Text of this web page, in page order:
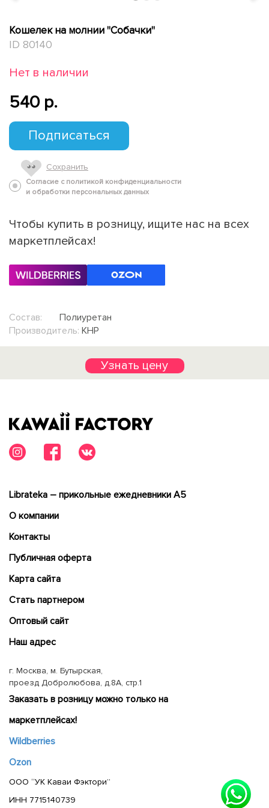
Кошелек на молнии "Собачки"
ID 80140
Нет в наличии
540 p.
Подписаться
Сохранить
Согласие с политикой конфиденциальности
и обработки персональных данных
Чтобы купить в розницу, ищите нас на всех
маркетплейсах!
Состав:
Полиуретан
Производитель: КНР
Узнать цену
Librateka – прикольные ежедневники А5
О компании
Контакты
Публичная оферта
Карта сайта
Cтать партнером
Оптовый сайт
Наш адрес
г. Москва, м. Бутырская,
проезд Добролюбова, д.8А, стр.1
Заказать в розницу можно только на
маркетплейсах!
Wildberries
Ozon
ООО “УК Каваи Фэктори”
ИНН 7715140739